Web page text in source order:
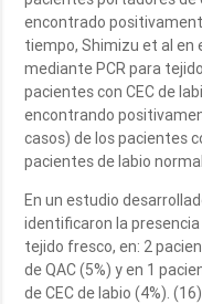
encontrado
tiempo, Shimizu et al en
mediante PCR para
pacientes con CEC de
encontrando
casos) de los pacientes
pacientes de labio
En un estudio
identificaron la presencia
tejido fresco, en: 2
de QAC (5%) y en 1
de CEC de labio (4%). (16)